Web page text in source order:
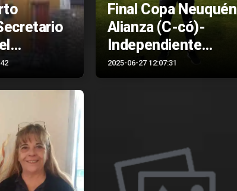
Viales
Final Copa Neuquén
Alianza (C-có)-
Independiente
(Nqn)
2025-06-27 12:07:31